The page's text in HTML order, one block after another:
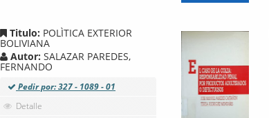
Titulo: POLÌTICA EXTERIOR
BOLIVIANA
Autor: SALAZAR PAREDES,
FERNANDO
Pedir por: 327 - 1089 - 01
Detalle